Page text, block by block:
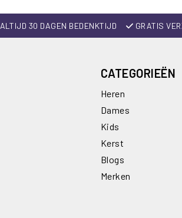
ALTIJD 30 DAGEN BEDENKTIJD GRATIS
CATEGORIEËN
Heren
Dames
Kids
Kerst
Blogs
Merken